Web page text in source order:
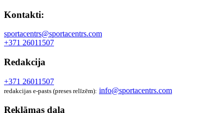
Kontakti:
sportacentrs@sportacentrs.com
+371 26011507
Redakcija
+371 26011507
redakcijas e-pasts (preses relīzēm): info@sportacentrs.com
Reklāmas daļa